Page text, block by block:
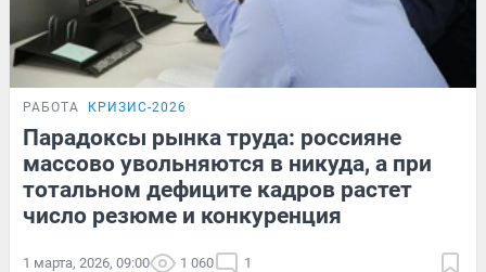
РАБОТА КРИЗИС-2026
Парадоксы рынка труда: россияне
массово увольняются в никуда, а при
тотальном дефиците кадров растет
число резюме и конкуренция
1 марта, 2026, 09:00 1 060 1